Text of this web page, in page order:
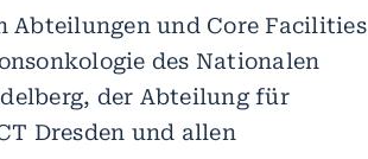
Abteilungen und Core Facilities
des Nationalen
der Abteilung für
Dresden und allen